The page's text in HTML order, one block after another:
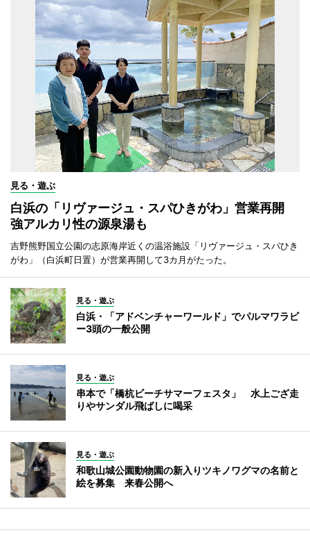
見る・遊ぶ
白浜の「リヴァージュ・スパひきがわ」営業再開
強アルカリ性の源泉湯も
吉野熊野国立公園の志原海岸近くの温浴施設「リヴァージュ・スパひき
がわ」（白浜町日置）が営業再開して3カ月がたった。
見る・遊ぶ
白浜・「アドベンチャーワールド」でパルマワラビ
ー3頭の一般公開
見る・遊ぶ
串本で「橋杭ビーチサマーフェスタ」 水上ござ走
りやサンダル飛ばしに喝采
見る・遊ぶ
和歌山城公園動物園の新入りツキノワグマの名前と
絵を募集 来春公開へ